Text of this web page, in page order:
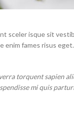
isque sit
enim fames risus
torquent sapien
mi quis